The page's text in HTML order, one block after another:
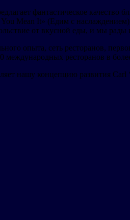
фантастическое
Mean It» (Едим с
от вкусной еды, и мы
опыта, сеть ресторанов,
ресторанов в
нашу концепцию развития